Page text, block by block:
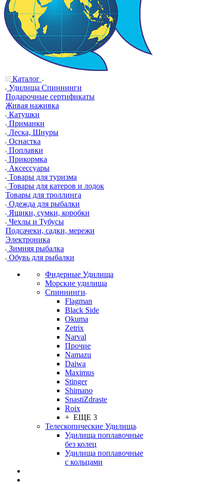
Каталог
Удилища Спиннинги
Подарочные сертификаты
Живая наживка
Катушки
Приманки
Леска, Шнуры
Оснастка
Поплавки
Прикормка
Аксессуары
Товары для туризма
Товары для катеров и лодок
Товары для троллинга
Одежда для рыбалки
Ящики, сумки, коробки
Чехлы и Тубусы
Подсачеки, садки, мережи
Электроника
Зимняя рыбалка
Обувь для рыбалки
Фидерные Удилища
Морские удилища
Спиннинги
Flagman
Black Side
Okuma
Zetrix
Narval
Прочие
Namazu
Daiwa
Maximus
Stinger
Shimano
SnastiZdraste
Roix
+ ЕЩЕ 3
Телескопические Удилища
Удилища поплавочные
без колец
Удилища поплавочные
с кольцами